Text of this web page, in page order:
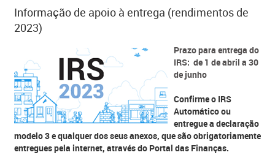
Informação de apoio à entrega (rendimentos de
2023)
​​​​​​Prazo para entrega do
IRS: de 1 deabril a 30
de junho
​Confirme o IRS
Automático ou
entregue a declaração
modelo 3 e qualquer dos seus anexos, que são obrigatoriamente
entregues pela internet, através do Portal das Finanças​.